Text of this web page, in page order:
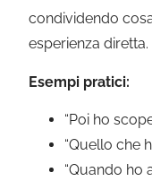
condividendo
esperienza diretta.
Esempi pratici:
“Poi ho
“Quello che
“Quando ho